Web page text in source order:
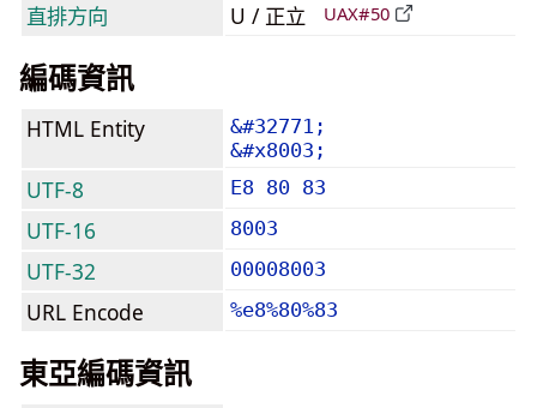
直排方向 U / 正立 UAX#50
編碼資訊
HTML Entity
&#32771;
&#x8003;
UTF-8 E8 80 83
UTF-16 8003
UTF-32 00008003
URL Encode %e8%80%83
東亞編碼資訊